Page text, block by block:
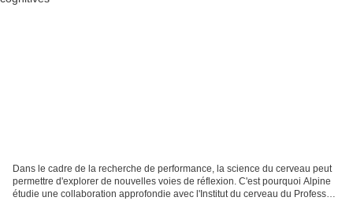
Dans le cadre de la recherche de performance, la science du cerveau peut
permettre d'explorer de nouvelles voies de réflexion. C'est pourquoi Alpine
étudie une collaboration approfondie avec l'Institut du cerveau du Professeur